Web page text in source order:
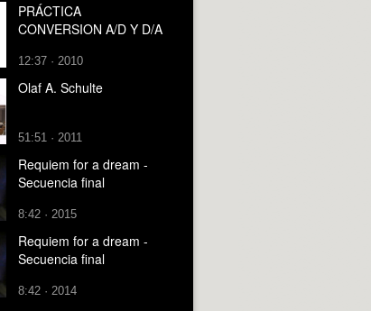
PRÁCTICA
CONVERSION A/D Y D/A
12:37 · 2010
Olaf A. Schulte
51:51 · 2011
Requiem for a dream -
Secuencia final
8:42 · 2015
Requiem for a dream -
Secuencia final
8:42 · 2014